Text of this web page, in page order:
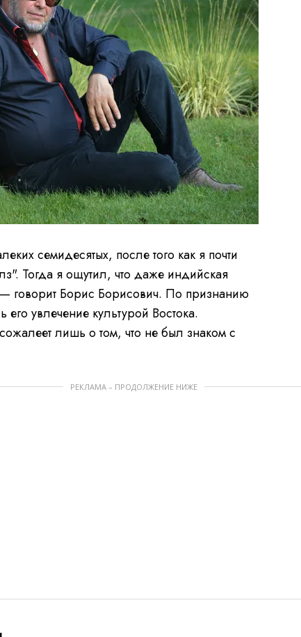
семидесятых, после того как я почти
Тогда я ощутил, что даже индийская
говорит Борис Борисович. По признанию
увлечение культурой Востока.
лишь о том, что не был знаком с
РЕКЛАМА – ПРОДОЛЖЕНИЕ НИЖЕ